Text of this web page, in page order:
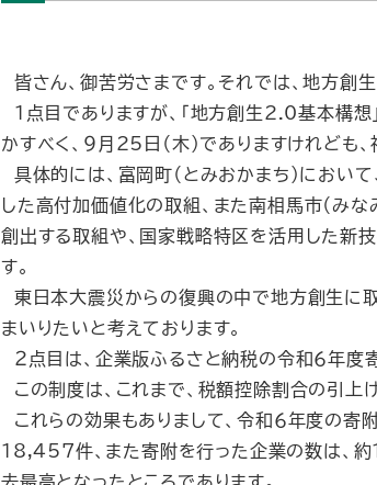
皆さん、御苦労さまです。それでは、地方創
１点目でありますが、「地方創生2.0基本構
かすべく、９月25日（木）でありますけれども
具体的には、富岡町（とみおかまち）におい
した高付加価値化の取組、また南相馬市（みな
創出する取組や、国家戦略特区を活用した新
す。
東日本大震災からの復興の中で地方創生に
まいりたいと考えております。
２点目は、企業版ふるさと納税の令和６年度
この制度は、これまで、税額控除割合の引上
これらの効果もありまして、令和６年度の
１8,457件、また寄附を行った企業の数は、